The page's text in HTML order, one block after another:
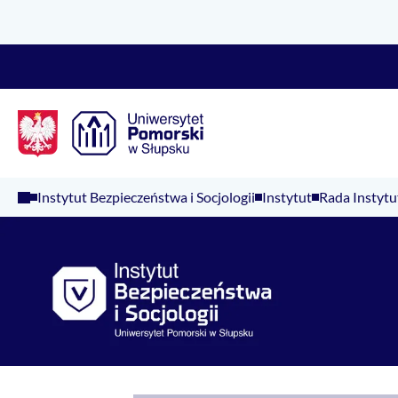
Instytut Bezpieczeństwa i Socjologii Instytut Rada